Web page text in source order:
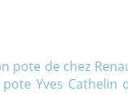
pote de chez
Yves Cathelin